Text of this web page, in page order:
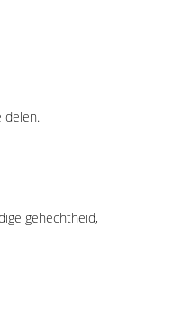
delen.
gehechtheid,